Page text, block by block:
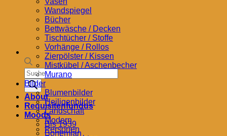
Products
search
About
Requisitenfundus
Moods
Bis 1939
Bohemian
Wandspiegel
Bücher
Bettwäsche / Decken
Tischtücher / Stoffe
Vorhänge / Rollos
Zierpölster / Kissen
Mistkübel / Aschenbecher
Murano
Bilder
Blumenbilder
Heiligenbilder
Landschaft
Modern
Personen